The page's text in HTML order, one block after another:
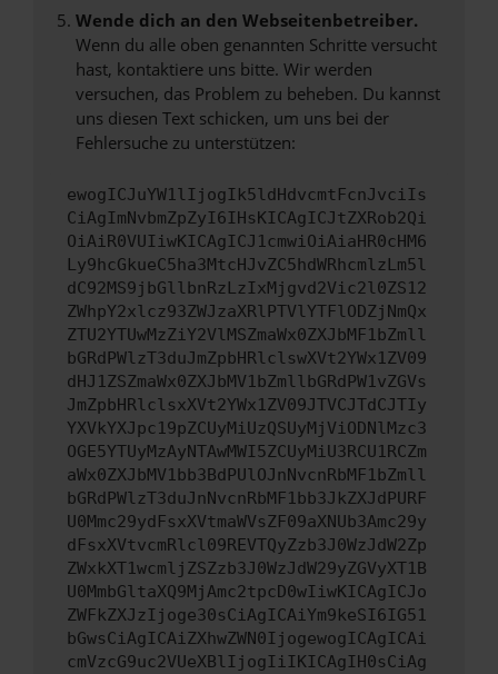
Wende dich an den Webseitenbetreiber.
Wenn du alle oben genannten Schritte versucht
hast, kontaktiere uns bitte. Wir werden
versuchen, das Problem zu beheben. Du kannst
uns diesen Text schicken, um uns bei der
Fehlersuche zu unterstützen:
ewogICJuYW1lIjogIk5ldHdvcmtFcnJvciIs
CiAgImNvbmZpZyI6IHsKICAgICJtZXRob2Qi
OiAiR0VUIiwKICAgICJ1cmwiOiAiaHR0cHM6
Ly9hcGkueC5ha3MtcHJvZC5hdWRhcmlzLm5l
dC92MS9jbGllbnRzLzIxMjgvd2Vic2l0ZS12
ZWhpY2xlcz93ZWJzaXRlPTVlYTFlODZjNmQx
ZTU2YTUwMzZiY2VlMSZmaWx0ZXJbMF1bZmll
bGRdPWlzT3duJmZpbHRlclswXVt2YWx1ZV09
dHJ1ZSZmaWx0ZXJbMV1bZmllbGRdPW1vZGVs
JmZpbHRlclsxXVt2YWx1ZV09JTVCJTdCJTIy
YXVkYXJpc19pZCUyMiUzQSUyMjViODNlMzc3
OGE5YTUyMzAyNTAwMWI5ZCUyMiU3RCU1RCZm
aWx0ZXJbMV1bb3BdPUlOJnNvcnRbMF1bZmll
bGRdPWlzT3duJnNvcnRbMF1bb3JkZXJdPURF
U0Mmc29ydFsxXVtmaWVsZF09aXNUb3Amc29y
dFsxXVtvcmRlcl09REVTQyZzb3J0WzJdW2Zp
ZWxkXT1wcmljZSZzb3J0WzJdW29yZGVyXT1B
U0MmbGltaXQ9MjAmc2tpcD0wIiwKICAgICJo
ZWFkZXJzIjoge30sCiAgICAiYm9keSI6IG51
bGwsCiAgICAiZXhwZWN0IjogewogICAgICAi
cmVzcG9uc2VUeXBlIjogIiIKICAgIH0sCiAg